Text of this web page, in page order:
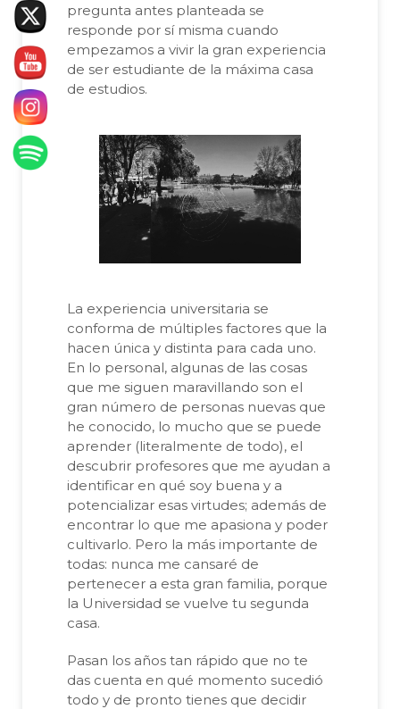
pregunta antes planteada se
responde por sí misma cuando
empezamos a vivir la gran experiencia
de ser estudiante de la máxima casa
de estudios.
La experiencia universitaria se
conforma de múltiples factores que la
hacen única y distinta para cada uno.
En lo personal, algunas de las cosas
que me siguen maravillando son el
gran número de personas nuevas que
he conocido, lo mucho que se puede
aprender (literalmente de todo), el
descubrir profesores que me ayudan a
identificar en qué soy buena y a
potencializar esas virtudes; además de
encontrar lo que me apasiona y poder
cultivarlo. Pero la más importante de
todas: nunca me cansaré de
pertenecer a esta gran familia, porque
la Universidad se vuelve tu segunda
casa.
Pasan los años tan rápido que no te
das cuenta en qué momento sucedió
todo y de pronto tienes que decidir